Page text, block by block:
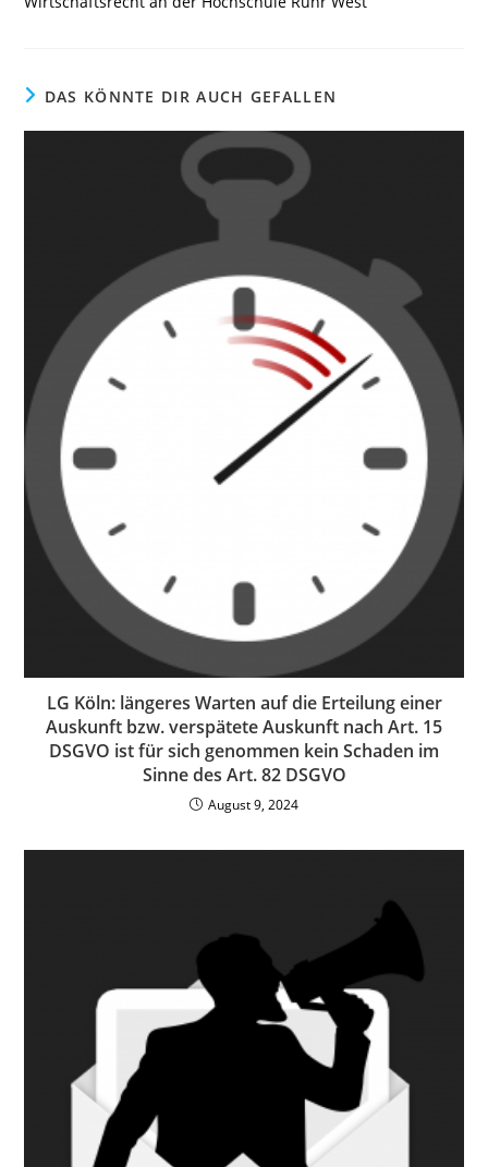
DAS KÖNNTE DIR AUCH GEFALLEN
LG Köln: längeres Warten auf die Erteilung einer
Auskunft bzw. verspätete Auskunft nach Art. 15
DSGVO ist für sich genommen kein Schaden im
Sinne des Art. 82 DSGVO
August 9, 2024